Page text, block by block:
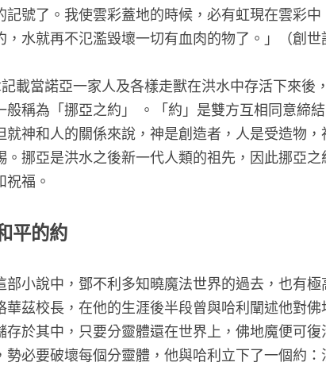
我與地立約的記號了。我使雲彩蓋地的時候，必有
活物所立的約，水就再不氾濫毀壞一切有血肉的物
創世記第9章記載當諾亞一家人及各樣走獸在洪水
所訂的約，一般稱為「挪亞之約」 。「約」是雙方
的義務。但就神和人的關係來說，神是創造者，人
對人的賞賜。挪亞是洪水之後新一代人類的祖先，
當的任務和祝福。
維護世界和平的約
在哈利波特這部小說中，鄧不利多知曉魔法世界的
最高學府霍格華茲校長，在他的生涯後半段曾與哈
旦將其靈魂儲存於其中，只要分靈體還在世界上，
於世上消失，勢必要破壞每個分靈體，他與哈利立